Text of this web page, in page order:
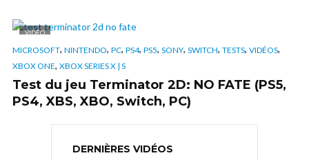
VIDÉO
MICROSOFT, NINTENDO, PC, PS4, PS5, SONY, SWITCH, TESTS, VIDÉOS,
XBOX ONE, XBOX SERIES X | S
Test du jeu Terminator 2D: NO FATE (PS5,
PS4, XBS, XBO, Switch, PC)
DERNIÈRES VIDÉOS